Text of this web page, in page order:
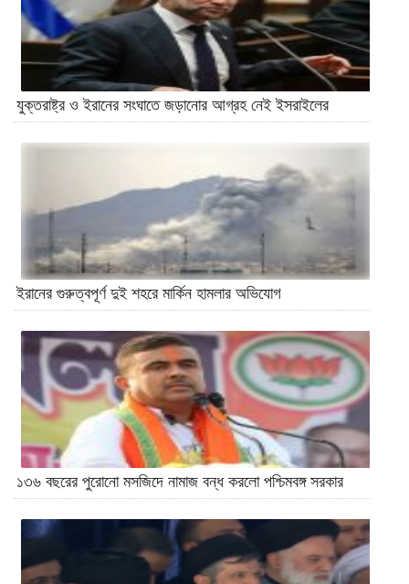
যুক্তরাষ্ট্র ও ইরানের সংঘাতে জড়ানোর আগ্রহ নেই ইসরাইলের
ইরানের গুরুত্বপূর্ণ দুই শহরে মার্কিন হামলার অভিযোগ
১৩৬ বছরের পুরোনো মসজিদে নামাজ বন্ধ করলো পশ্চিমবঙ্গ সরকার